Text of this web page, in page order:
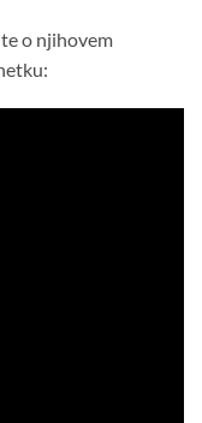
o njihovem